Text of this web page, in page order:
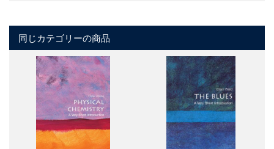
同じカテゴリーの商品